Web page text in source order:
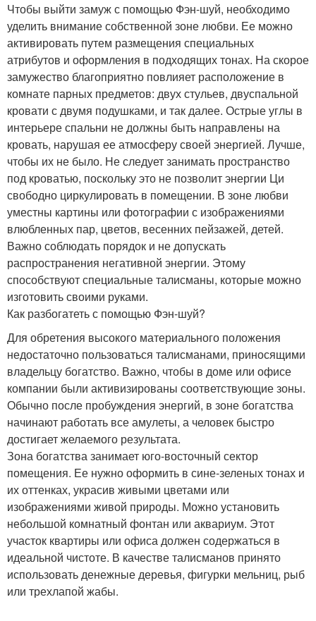
Чтобы выйти замуж с помощью Фэн-шуй, необходимо
уделить внимание собственной зоне любви. Ее можно
активировать путем размещения специальных
атрибутов и оформления в подходящих тонах. На скорое
замужество благоприятно повлияет расположение в
комнате парных предметов: двух стульев, двуспальной
кровати с двумя подушками, и так далее. Острые углы в
интерьере спальни не должны быть направлены на
кровать, нарушая ее атмосферу своей энергией. Лучше,
чтобы их не было. Не следует занимать пространство
под кроватью, поскольку это не позволит энергии Ци
свободно циркулировать в помещении. В зоне любви
уместны картины или фотографии с изображениями
влюбленных пар, цветов, весенних пейзажей, детей.
Важно соблюдать порядок и не допускать
распространения негативной энергии. Этому
способствуют специальные талисманы, которые можно
изготовить своими руками.
Как разбогатеть с помощью Фэн-шуй?
Для обретения высокого материального положения
недостаточно пользоваться талисманами, приносящими
владельцу богатство. Важно, чтобы в доме или офисе
компании были активизированы соответствующие зоны.
Обычно после пробуждения энергий, в зоне богатства
начинают работать все амулеты, а человек быстро
достигает желаемого результата.
Зона богатства занимает юго-восточный сектор
помещения. Ее нужно оформить в сине-зеленых тонах и
их оттенках, украсив живыми цветами или
изображениями живой природы. Можно установить
небольшой комнатный фонтан или аквариум. Этот
участок квартиры или офиса должен содержаться в
идеальной чистоте. В качестве талисманов принято
использовать денежные деревья, фигурки мельниц, рыб
или трехлапой жабы.